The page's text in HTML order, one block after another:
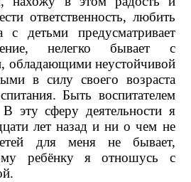
ответственность, любить
детьми предусматривает
нелегко бывает с
обладающими неустойчивой
в силу своего возраста
Быть воспитателем
эту сферу деятельности я
лет назад и ни о чем не
для меня не бывает,
ребёнку я отношусь с